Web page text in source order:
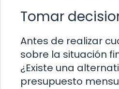
Tomar
Antes de realizar
sobre la situación
¿Existe una
presupuesto